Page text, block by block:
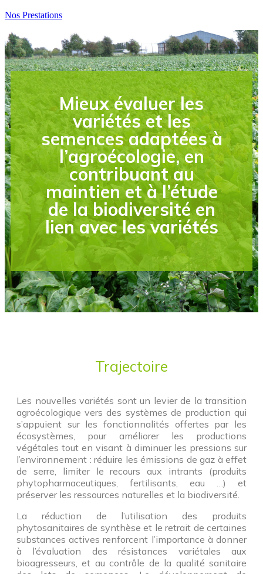
Nos Prestations
Mieux évaluer les
variétés et les
semences adaptées à
l’agroécologie, en
contribuant au
maintien et à l’étude
de la biodiversité en
lien avec les variétés
Trajectoire
Les nouvelles variétés sont un levier de la transition
agroécologique vers des systèmes de production qui
s’appuient sur les fonctionnalités offertes par les
écosystèmes, pour améliorer les productions
végétales tout en visant à diminuer les pressions sur
l’environnement : réduire les émissions de gaz à effet
de serre, limiter le recours aux intrants (produits
phytopharmaceutiques, fertilisants, eau …) et
préserver les ressources naturelles et la biodiversité.
La réduction de l’utilisation des produits
phytosanitaires de synthèse et le retrait de certaines
substances actives renforcent l’importance à donner
à l’évaluation des résistances variétales aux
bioagresseurs, et au contrôle de la qualité sanitaire